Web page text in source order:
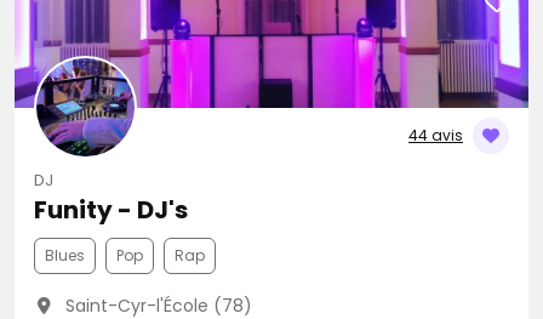
44 avis
DJ
Funity - DJ's
Blues Pop Rap
Saint-Cyr-l'École (78)